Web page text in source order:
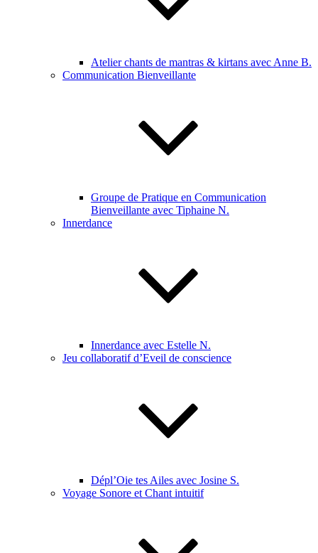
Atelier chants de mantras & kirtans avec Anne B.
Communication Bienveillante
Groupe de Pratique en Communication
Bienveillante avec Tiphaine N.
Innerdance
Innerdance avec Estelle N.
Jeu collaboratif d’Eveil de conscience
Dépl’Oie tes Ailes avec Josine S.
Voyage Sonore et Chant intuitif